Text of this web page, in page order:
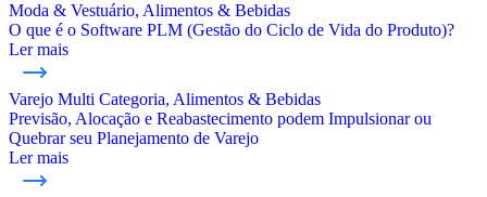
Moda & Vestuário, Alimentos & Bebidas
O que é o Software PLM (Gestão do Ciclo de Vida do Produto)?
Ler mais
Varejo Multi Categoria, Alimentos & Bebidas
Previsão, Alocação e Reabastecimento podem Impulsionar ou
Quebrar seu Planejamento de Varejo
Ler mais